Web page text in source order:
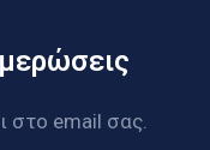
στο email σας.